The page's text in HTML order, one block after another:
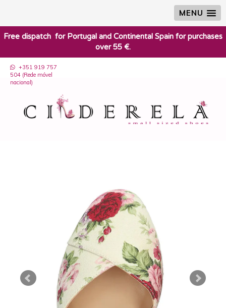
MENU
​Free dispatch for Portugal and Continental Spain for purchases
over 55 €.
+351 919 757
504 (Rede móvel
nacional)